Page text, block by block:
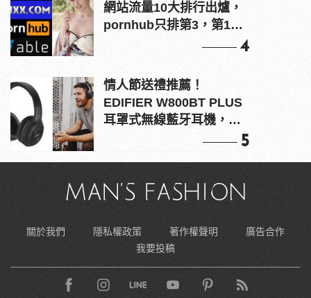
網站流量10大排行出爐，
pornhub只排第3，第1名
4
情人節送禮推薦！
EDIFIER W800BT PLUS
耳罩式無線藍牙耳機，在
5
關於我們 隱私權政策 著作權聲明
廣告合作
我要投稿